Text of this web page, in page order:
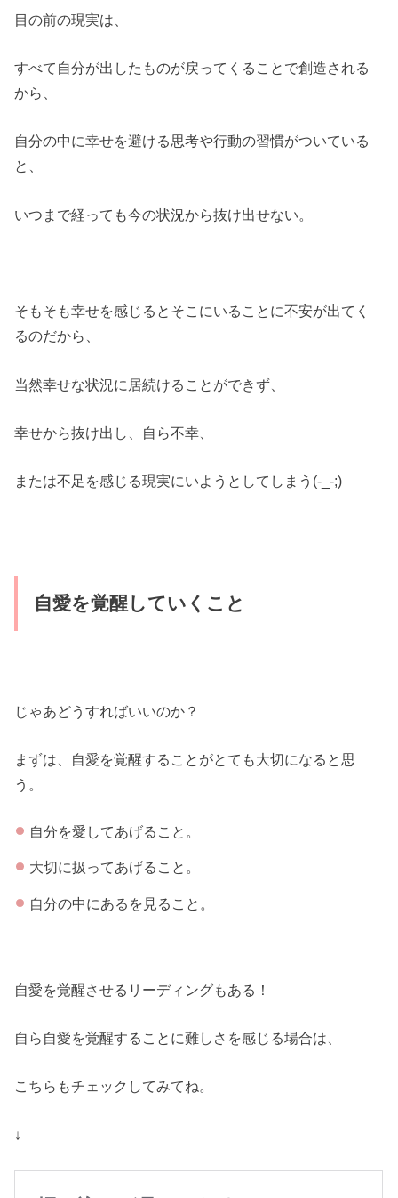
目の前の現実は、
すべて自分が出したものが戻ってくることで創造される
から、
自分の中に幸せを避ける思考や行動の習慣がついている
と、
いつまで経っても今の状況から抜け出せない。
そもそも幸せを感じるとそこにいることに不安が出てく
るのだから、
当然幸せな状況に居続けることができず、
幸せから抜け出し、自ら不幸、
または不足を感じる現実にいようとしてしまう(-_-;)
自愛を覚醒していくこと
じゃあどうすればいいのか？
まずは、自愛を覚醒することがとても大切になると思
う。
自分を愛してあげること。
大切に扱ってあげること。
自分の中にあるを見ること。
自愛を覚醒させるリーディングもある！
自ら自愛を覚醒することに難しさを感じる場合は、
こちらもチェックしてみてね。
↓